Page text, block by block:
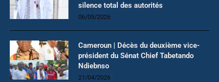
silence total des autorités
06/05/2026
Cameroun | Décès du deuxième vice-
président du Sénat Chief Tabetando
Ndiebnso
21/04/2026